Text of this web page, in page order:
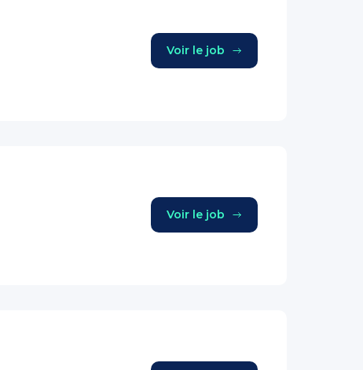
Voir le job
Voir le job